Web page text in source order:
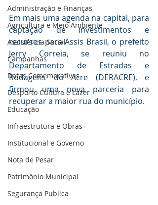
Administração e Finanças
Agricultura e Meio Ambiente
Assistência Social
Campanhas
Datas Comemorativas
Desporto Cultura e Lazer
Educação
Infraestrutura e Obras
Institucional e Governo
Nota de Pesar
Patrimônio Municipal
Segurança Publica
Em mais uma agenda na capital, para
captação de investimentos e
recursos para Assis Brasil, o prefeito
Jerry Correia, se reuniu no
Departamento de Estradas e
Rodagens do Acre (DERACRE), e
firmou uma nova parceria para
recuperar a maior rua do município.